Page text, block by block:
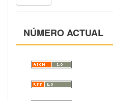
NÚMERO ACTUAL